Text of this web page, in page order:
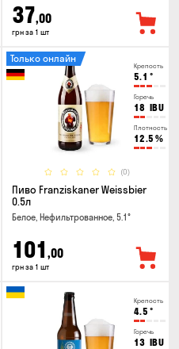
37,00
грн за 1 шт
Крепость
5.1 °
Горечь
18 IBU
Плотность
12.5 %
(0)
Только онлайн
Пиво Franziskaner Weissbier
0.5л
Белое, Нефильтрованное, 5.1°
101 ,00
грн за 1 шт
Крепость
4.5 °
Горечь
13 IBU